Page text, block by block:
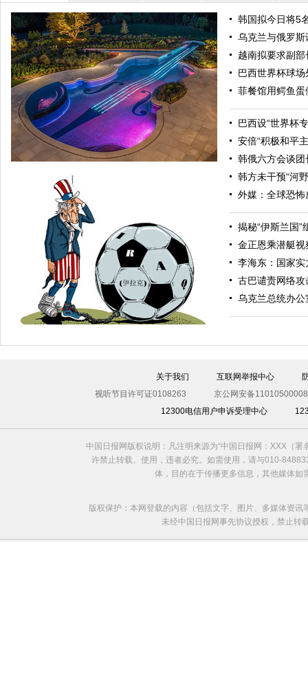
美银行家建美妙绝伦游泳池 可游泳、泛舟
踢不走的足球
韩国拟今日将5
乌克兰与俄罗
越南拟要求副
巴西世界杯球
菲餐馆用鳄鱼蛋
巴西设“世界杯
安倍“积极和平
韩俄六方会谈
韩方未干预“河
外媒：全球恐
揭秘“伊斯兰国
金正恩乘潜艇视
李海东：国家
古巴谴责网络
乌克兰总统办
关于我们 互联网举报中心
视听节目许可证0108263
京公网安备
12300电信用户申诉受理中心
中国日报网版权说明：凡注明来源为“中国日报网：XXX（
许禁止转载、使用，违者必究。如需使用，请与010-
体，目的在于传播更多信息，其他媒体
版权保护：本网登载的内容（包括文字、图片、多媒体资
未经中国日报网事先协议授权，禁止转